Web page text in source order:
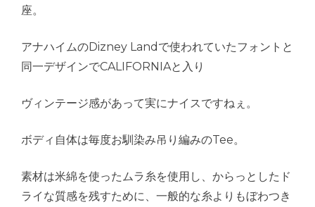
座。
アナハイムのDizney Landで使われていたフォントと
同一デザインでCALIFORNIAと入り
ヴィンテージ感があって実にナイスですねぇ。
ボディ自体は毎度お馴染み吊り編みのTee。
素材は米綿を使ったムラ糸を使用し、からっとしたド
ライな質感を残すために、一般的な糸よりもぼわつき